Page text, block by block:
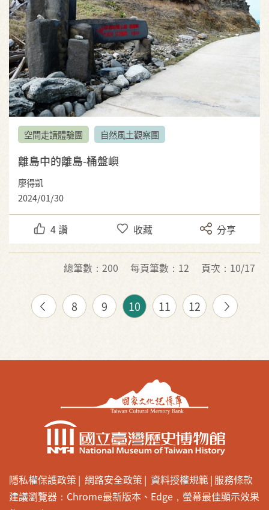
空間走讀體驗團 自然風土觀察團
離島中的離島-桶盤嶼
廖得凱
2024/01/30
4讚 收藏 分享
總筆數：200 每頁筆數：12 頁次：10/17
8 9 10 11 12
隱私權保護政策 網路安全政策 資料授權規範 服務條款
建議瀏覽器：Chrome最新版本、Edge，螢幕最佳顯示效果